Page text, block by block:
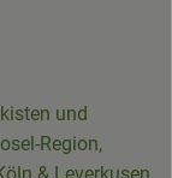
und
Region,
& Leverkusen